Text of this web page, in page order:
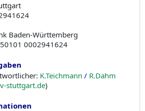
Baden-Württemberg
0002941624
K.Teichmann / R.Dahm
stuttgart.de)